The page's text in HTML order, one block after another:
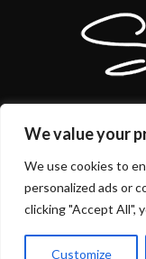
We value your
We use cookies to
personalized ads or
clicking "Accept All",
Customize
Mentions